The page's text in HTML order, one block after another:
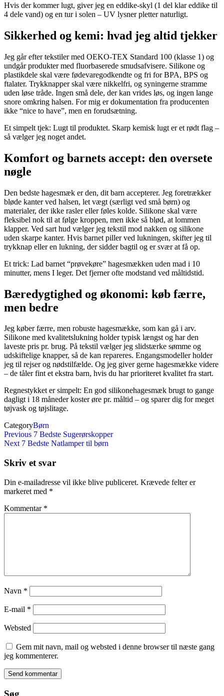
Hvis der kommer lugt, giver jeg en eddike-skyl (1 del klar eddike til
4 dele vand) og en tur i solen – UV lysner pletter naturligt.
Sikkerhed og kemi: hvad jeg altid tjekker
Jeg går efter tekstiler med OEKO-TEX Standard 100 (klasse 1) og
undgår produkter med fluorbaserede smudsafvisere. Silikone og
plastikdele skal være fødevaregodkendte og fri for BPA, BPS og
ftalater. Trykknapper skal være nikkelfri, og syningerne stramme
uden løse tråde. Ingen små dele, der kan vrides løs, og ingen lange
snore omkring halsen. For mig er dokumentation fra producenten
ikke “nice to have”, men en forudsætning.
Et simpelt tjek: Lugt til produktet. Skarp kemisk lugt er et rødt flag –
så vælger jeg noget andet.
Komfort og barnets accept: den oversete
nøgle
Den bedste hagesmæk er den, dit barn accepterer. Jeg foretrækker
bløde kanter ved halsen, let vægt (særligt ved små børn) og
materialer, der ikke rasler eller føles kolde. Silikone skal være
fleksibel nok til at følge kroppen, men ikke så blød, at lommen
klapper. Ved sart hud vælger jeg tekstil mod nakken og silikone
uden skarpe kanter. Hvis barnet piller ved lukningen, skifter jeg til
trykknap eller en lukning, der sidder bagtil og er svær at få op.
Et trick: Lad barnet “prøvekøre” hagesmækken uden mad i 10
minutter, mens I leger. Det fjerner ofte modstand ved måltidstid.
Bæredygtighed og økonomi: køb færre,
men bedre
Jeg køber færre, men robuste hagesmække, som kan gå i arv.
Silikone med kvalitetslukning holder typisk længst og har den
laveste pris pr. brug. På tekstil vælger jeg slidstærke sømme og
udskiftelige knapper, så de kan repareres. Engangsmodeller holder
jeg til rejser og nødstilfælde. Og jeg giver gerne hagesmække videre
– de tåler fint et ekstra barn, hvis du har prioriteret kvalitet fra start.
Regnestykket er simpelt: En god silikonehagesmæk brugt to gange
dagligt i 18 måneder koster øre pr. måltid – og sparer dig for meget
tøjvask og tøjslitage.
CategoryBørn
Indlægsnavigation
Previous
Post
Previous 7 Bedste Sugerørskopper
Next
Next 7 Bedste Natlamper til børn
Skriv et svar
Din e-mailadresse vil ikke blive publiceret. Krævede felter er
markeret med *
Kommentar *
Navn *
E-mail *
Websted
Gem mit navn, mail og websted i denne browser til næste gang
jeg kommenterer.
Søg